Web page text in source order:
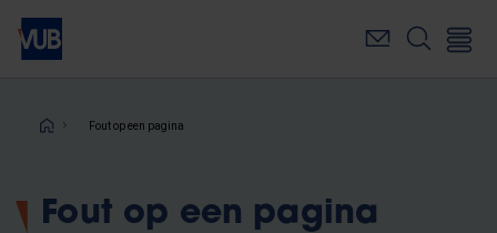
Overslaan
naar
inhoudKruimelpad
Fout op een pagina
Fout op een pagina